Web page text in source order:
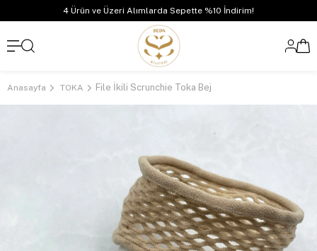
4 Ürün ve Üzeri Alımlarda Sepette %10 İndirim!
Anasayfa TOKA File İkili Scrunchie Toka Bej